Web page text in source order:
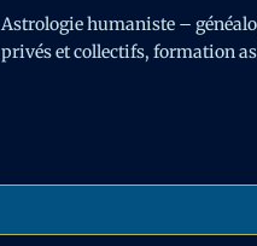
Astrologie humaniste –
privés et collectifs, formation